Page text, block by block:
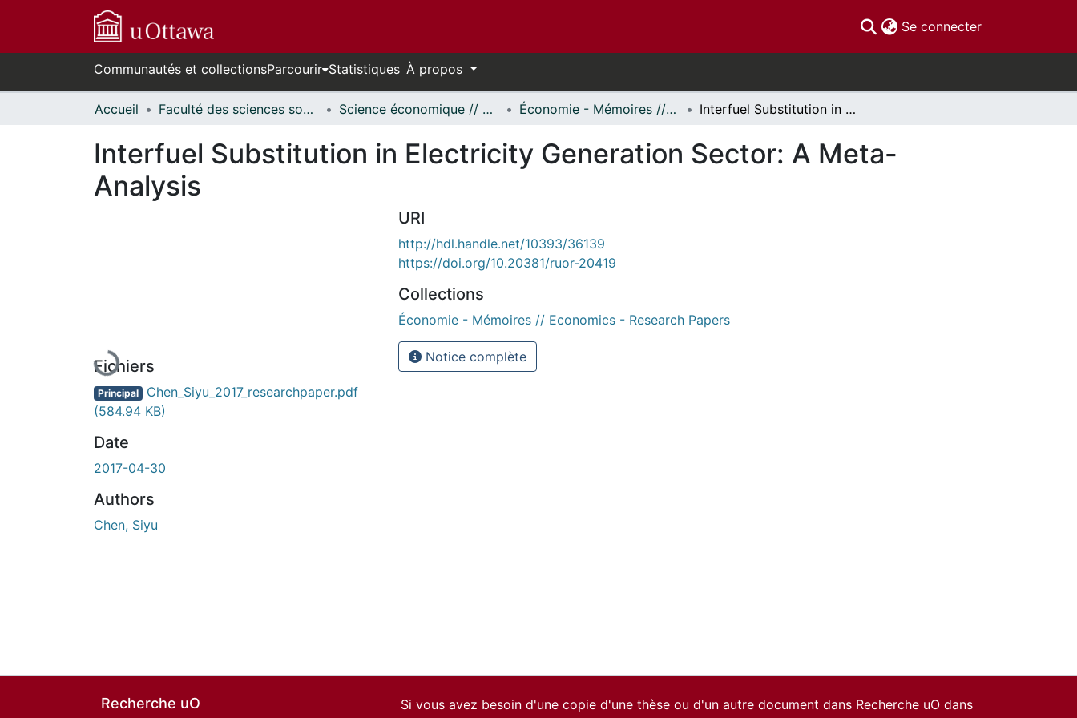
Se connecter(current)
Communautés et collectionsParcourir Statistiques À propos
Accueil Faculté des sciences sociales // Faculty of Social Sciences Science économique // Economics Économie - Mémoires // Economics - Research Papers Interfuel Substitution in Electricity Generation Sector: A Meta-Analysis
Interfuel Substitution in Electricity Generation Sector: A Meta-
Analysis
En cours de chargement...
Fichiers
Principal Chen_Siyu_2017_researchpaper.pdf
(584.94 KB)
Date
2017-04-30
Authors
Chen, Siyu
URI
http://hdl.handle.net/10393/36139
https://doi.org/10.20381/ruor-20419
Collections
Économie - Mémoires // Economics - Research Papers
Notice complète
Recherche uO
Si vous avez besoin d'une copie d'une thèse ou d'un autre document dans Recherche uO dans